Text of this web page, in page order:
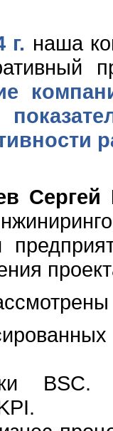
г. наша
BSC.